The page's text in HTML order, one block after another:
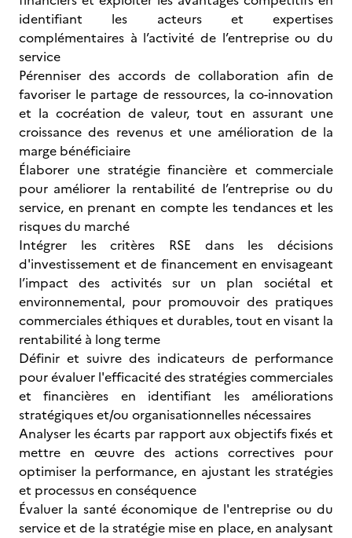
identifiant les acteurs et expertises
complémentaires à l’activité de l’entreprise ou du
service
Pérenniser des accords de collaboration afin de
favoriser le partage de ressources, la co-innovation
et la cocréation de valeur, tout en assurant une
croissance des revenus et une amélioration de la
marge bénéficiaire
Élaborer une stratégie financière et commerciale
pour améliorer la rentabilité de l’entreprise ou du
service, en prenant en compte les tendances et les
risques du marché
Intégrer les critères RSE dans les décisions
d'investissement et de financement en envisageant
l’impact des activités sur un plan sociétal et
environnemental, pour promouvoir des pratiques
commerciales éthiques et durables, tout en visant la
rentabilité à long terme
Définir et suivre des indicateurs de performance
pour évaluer l'efficacité des stratégies commerciales
et financières en identifiant les améliorations
stratégiques et/ou organisationnelles nécessaires
Analyser les écarts par rapport aux objectifs fixés et
mettre en œuvre des actions correctives pour
optimiser la performance, en ajustant les stratégies
et processus en conséquence
Évaluer la santé économique de l'entreprise ou du
service et de la stratégie mise en place, en analysant